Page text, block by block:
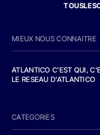
MIEUX NOUS CONNAITRE
ATLANTICO C'EST QUI,
LE RESEAU D'ATLANTICO
CATEGORIES